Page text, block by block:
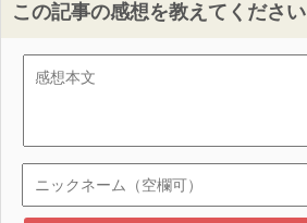
この記事の感想を教えてください